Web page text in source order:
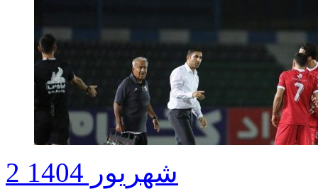
2 شهریور 1404